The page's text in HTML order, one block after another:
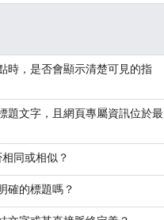
時，是否會顯示清楚可見的指
題文字，且網頁專屬資訊位於最
同或相似？
確的標題嗎？